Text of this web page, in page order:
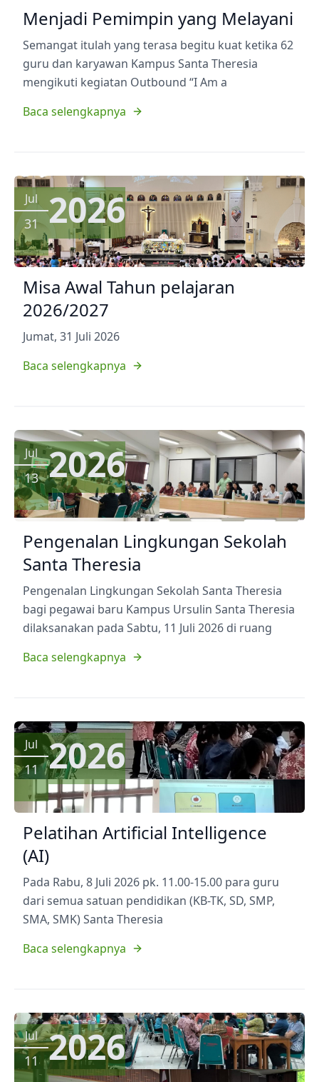
Menjadi Pemimpin yang Melayani
Semangat itulah yang terasa begitu kuat ketika 62
guru dan karyawan Kampus Santa Theresia
mengikuti kegiatan Outbound “I Am a
Baca selengkapnya
Jul
31 2026
Misa Awal Tahun pelajaran
2026/2027
Jumat, 31 Juli 2026
Baca selengkapnya
Jul
13 2026
Pengenalan Lingkungan Sekolah
Santa Theresia
Pengenalan Lingkungan Sekolah Santa Theresia
bagi pegawai baru Kampus Ursulin Santa Theresia
dilaksanakan pada Sabtu, 11 Juli 2026 di ruang
Baca selengkapnya
Jul
11 2026
Pelatihan Artificial Intelligence
(AI)
Pada Rabu, 8 Juli 2026 pk. 11.00-15.00 para guru
dari semua satuan pendidikan (KB-TK, SD, SMP,
SMA, SMK) Santa Theresia
Baca selengkapnya
Jul
11 2026